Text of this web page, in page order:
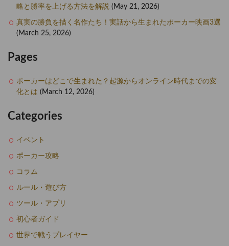
略と勝率を上げる方法を解説 (May 21, 2026)
真実の勝負を描く名作たち！実話から生まれたポーカー映画3選
(March 25, 2026)
Pages
ポーカーはどこで生まれた？起源からオンライン時代までの変
化とは (March 12, 2026)
Categories
イベント
ポーカー攻略
コラム
ルール・遊び方
ツール・アプリ
初心者ガイド
世界で戦うプレイヤー